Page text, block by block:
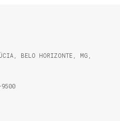
BELO HORIZONTE MG